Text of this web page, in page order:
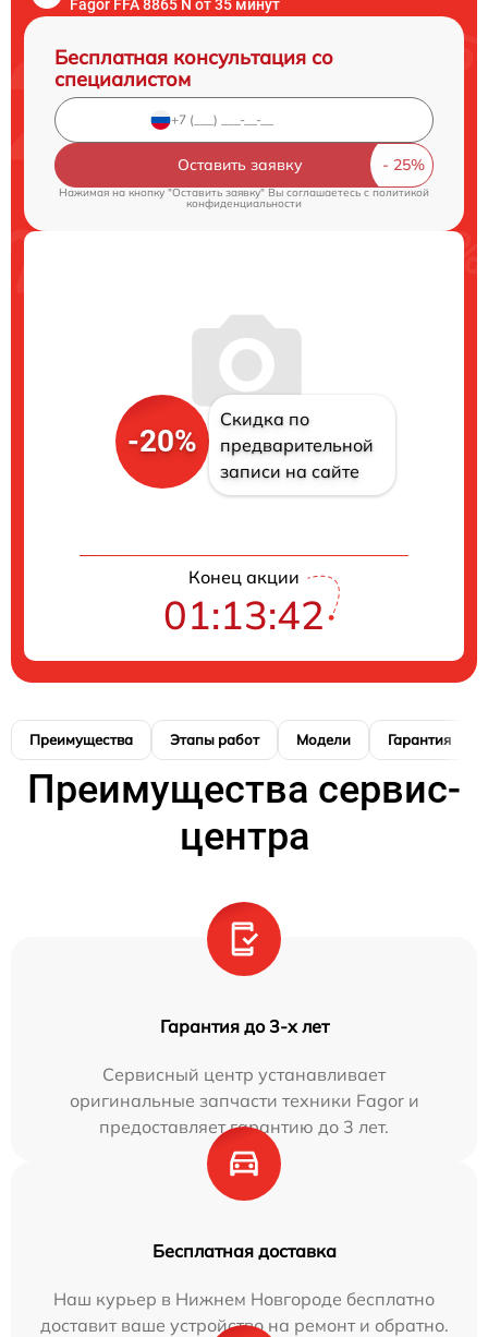
Fagor FFA 8865 N от 35 минут
Бесплатная консультация со
специалистом
Оставить заявку
Нажимая на кнопку "Оставить заявку" Вы соглашаетесь cполитикой
конфиденциальности
-20%
Скидка по
предварительной
записи на сайте
Конец акции
01:13:41
Преимущества Этапы работ Модели Гарантия
Преимущества сервис-
центра
Гарантия до 3-х лет
Сервисный центр устанавливает
оригинальные запчасти техники Fagor и
предоставляет гарантию до 3 лет.
Бесплатная доставка
Наш курьер в Нижнем Новгороде бесплатно
доставит ваше устройство на ремонт и обратно.